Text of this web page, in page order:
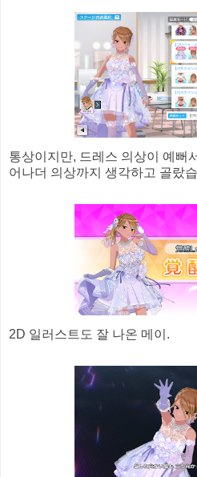
통상이지만, 드레스 의상이 예뻐
어나더 의상까지 생각하고 골랐
2D 일러스트도 잘 나온 메이.